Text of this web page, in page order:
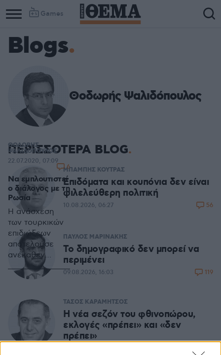
Games
Blogs
Θοδωρής Ψαλιδόπουλος
ΠΕΡΙΣΣΟΤΕΡΑ BLOG
ΜΠΑΜΠΗΣ ΚΟΥΤΡΑΣ
Επιδόματα και κουπόνια δεν είναι
φιλελεύθερη πολιτική
10.08.2026, 06:27 56
ΠΑΥΛΟΣ ΜΑΡΙΝΑΚΗΣ
Το δημογραφικό δεν μπορεί να
περιμένει
09.08.2026, 16:03 119
ΤΑΣΟΣ ΚΑΡΑΜΗΤΣΟΣ
Η νέα σεζόν του φθινοπώρου,
εκλογές «πρέπει» και «δεν
πρέπει»
ΘΟΔΩΡΗΣ
ΨΑΛΙΔΟΠΟΥΛΟΣ
Να εμπλουτιστεί
ο διάλογος με τη
Ρωσία
Η ανάσχεση
των τουρκικών
επιδιώξεων
αποτελούσε
ανέκαθεν
στοιχείο της
σύγκλισης
Ελλάδος και της
Ρωσίας.
Ιστορικά, αυτός
ο στόχος δεν
είχε, ωστόσο,
22.07.2020, 07:09
6